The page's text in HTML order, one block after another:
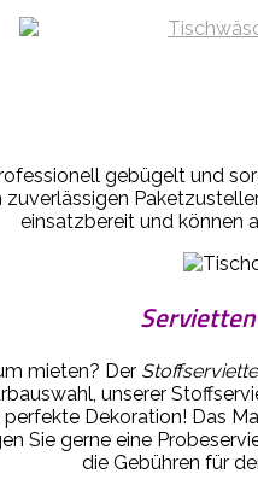
gebügelt und
einsatzbereit und können
mieten? Der
unserer
Dekoration! Das
Sie gerne eine
die Gebühren für